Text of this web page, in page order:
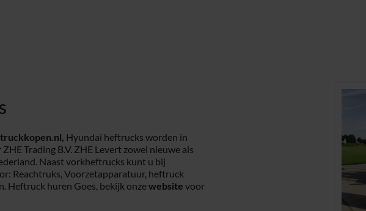
Hyundai heftrucks worden in
Trading B.V. ZHE Levert zowel nieuwe als
Naast vorkheftrucks kunt u bij
Reachtruks, Voorzetapparatuur, heftruck
Heftruck huren Goes, bekijk onzewebsite voor